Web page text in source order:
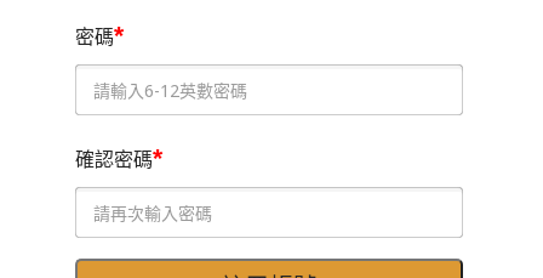
密碼*
確認密碼*